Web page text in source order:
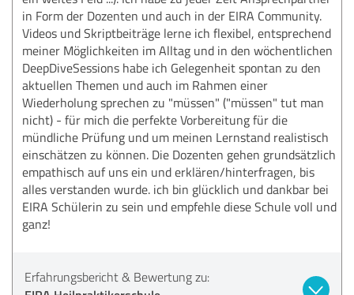
in Form der Dozenten und auch in der EIRA Community.
Videos und Skriptbeiträge lerne ich flexibel, entsprechend
meiner Möglichkeiten im Alltag und in den wöchentlichen
DeepDiveSessions habe ich Gelegenheit spontan zu den
aktuellen Themen und auch im Rahmen einer
Wiederholung sprechen zu "müssen" ("müssen" tut man
nicht) - für mich die perfekte Vorbereitung für die
mündliche Prüfung und um meinen Lernstand realistisch
einschätzen zu können. Die Dozenten gehen grundsätzlich
empathisch auf uns ein und erklären/hinterfragen, bis
alles verstanden wurde. ich bin glücklich und dankbar bei
EIRA Schülerin zu sein und empfehle diese Schule voll und
ganz!
Erfahrungsbericht & Bewertung zu: